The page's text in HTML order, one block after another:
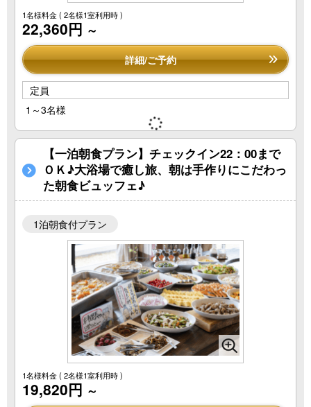
1名様料金( 2名様1室利用時 )
22,360円 ～
詳細/ご予約
定員
1～3名様
【一泊朝食プラン】チェックイン22：00まで
ＯＫ♪大浴場で癒し旅、朝は手作りにこだわっ
た朝食ビュッフェ♪
1泊朝食付プラン
1名様料金( 2名様1室利用時 )
19,820円 ～